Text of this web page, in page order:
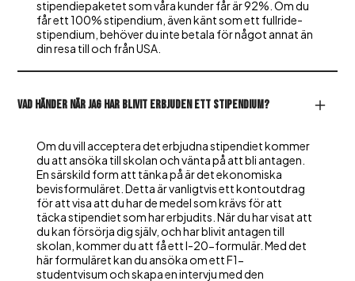
stipendiepaketet som våra kunder får är 92%. Om du
får ett 100% stipendium, även känt som ett fullride-
stipendium, behöver du inte betala för något annat än
din resa till och från USA.
Vad händer när jag har blivit erbjuden ett stipendium?
Om du vill acceptera det erbjudna stipendiet kommer
du att ansöka till skolan och vänta på att bli antagen.
En särskild form att tänka på är det ekonomiska
bevisformuläret. Detta är vanligtvis ett kontoutdrag
för att visa att du har de medel som krävs för att
täcka stipendiet som har erbjudits. När du har visat att
du kan försörja dig själv, och har blivit antagen till
skolan, kommer du att få ett I-20-formulär. Med det
här formuläret kan du ansöka om ett F1-
studentvisum och skapa en intervju med den